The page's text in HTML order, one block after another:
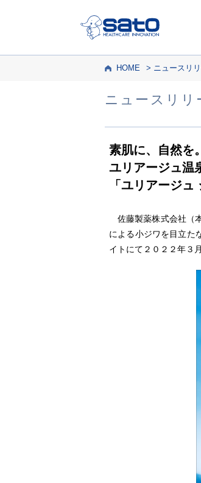
HOME ニュースリ
ニュースリリ
素肌に、自然を。
ユリアージュ温
「ユリアージ
佐藤製薬株式会社（
による小ジワを目立た
イトにて２０２２年３